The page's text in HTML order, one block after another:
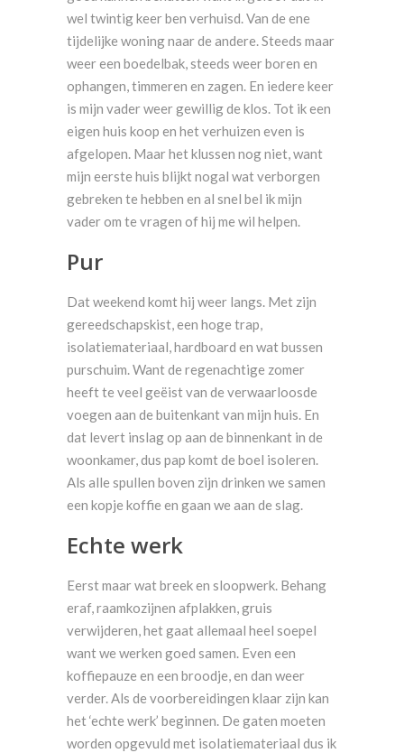
wel twintig keer ben verhuisd. Van de ene
tijdelijke woning naar de andere. Steeds maar
weer een boedelbak, steeds weer boren en
ophangen, timmeren en zagen. En iedere keer
is mijn vader weer gewillig de klos. Tot ik een
eigen huis koop en het verhuizen even is
afgelopen. Maar het klussen nog niet, want
mijn eerste huis blijkt nogal wat verborgen
gebreken te hebben en al snel bel ik mijn
vader om te vragen of hij me wil helpen.
Pur
Dat weekend komt hij weer langs. Met zijn
gereedschapskist, een hoge trap,
isolatiemateriaal, hardboard en wat bussen
purschuim. Want de regenachtige zomer
heeft te veel geëist van de verwaarloosde
voegen aan de buitenkant van mijn huis. En
dat levert inslag op aan de binnenkant in de
woonkamer, dus pap komt de boel isoleren.
Als alle spullen boven zijn drinken we samen
een kopje koffie en gaan we aan de slag.
Echte werk
Eerst maar wat breek en sloopwerk. Behang
eraf, raamkozijnen afplakken, gruis
verwijderen, het gaat allemaal heel soepel
want we werken goed samen. Even een
koffiepauze en een broodje, en dan weer
verder. Als de voorbereidingen klaar zijn kan
het ‘echte werk’ beginnen. De gaten moeten
worden opgevuld met isolatiemateriaal dus ik